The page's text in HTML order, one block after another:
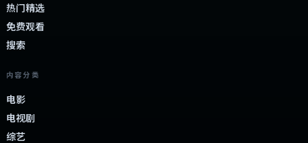
热门精选
免费观看
搜索
内容分类
电影
电视剧
综艺